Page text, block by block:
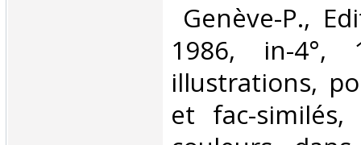
Genève-P.,
1986, in-4°,
illustrations,
et fac-